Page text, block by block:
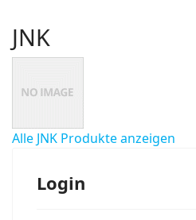
JNK
Alle JNK Produkte anzeigen
Login